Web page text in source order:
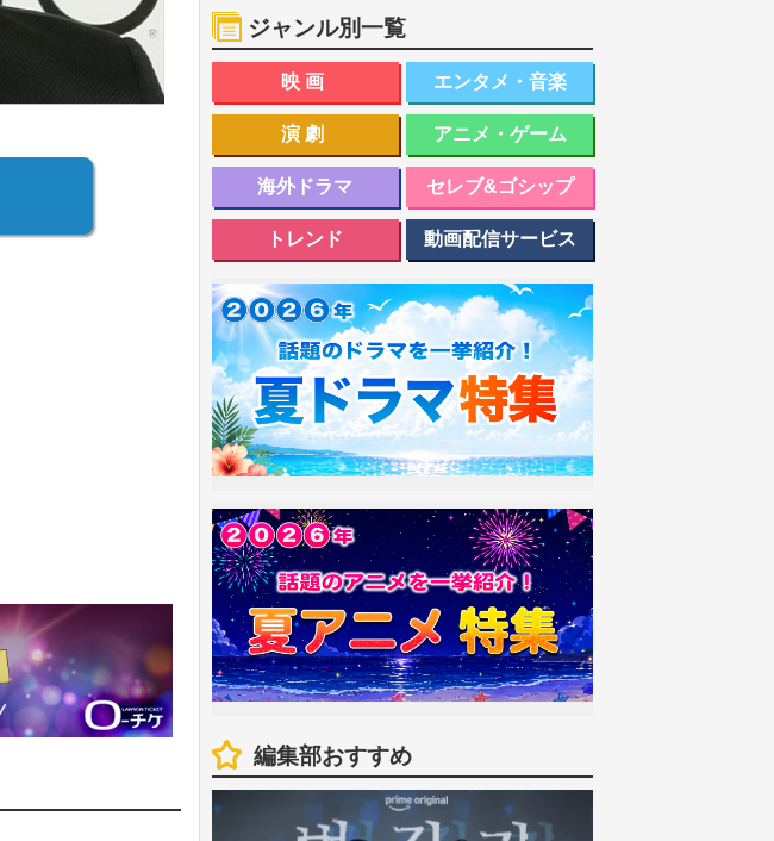
ジャンル別一覧
映画 エンタメ・音楽
演劇 アニメ・ゲーム
海外ドラマ セレブ&ゴシップ
トレンド 動画配信サービス
編集部おすすめ